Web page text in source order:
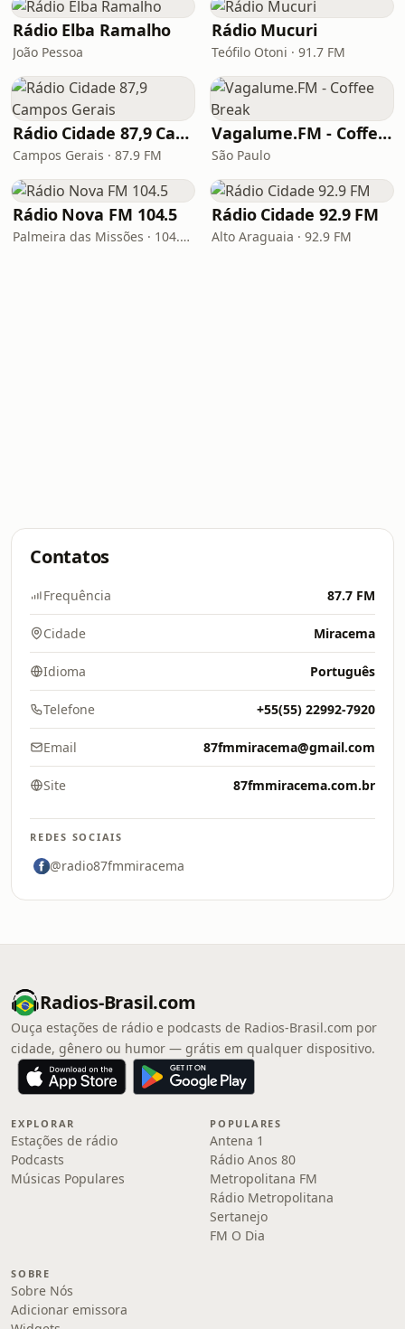
Rádio Elba Ramalho
João Pessoa
Rádio Mucuri
Teófilo Otoni · 91.7 FM
Rádio Cidade 87,9 Campos Gerais
Campos Gerais · 87.9 FM
Vagalume.FM - Coffee Break
São Paulo
Rádio Nova FM 104.5
Palmeira das Missões · 104.5 FM
Rádio Cidade 92.9 FM
Alto Araguaia · 92.9 FM
Contatos
Frequência 87.7 FM
Cidade Miracema
Idioma Português
Telefone +55(55) 22992-7920
Email 87fmmiracema@gmail.com
Site 87fmmiracema.com.br
REDES SOCIAIS
@radio87fmmiracema
Radios-Brasil.com
Ouça estações de rádio e podcasts de Radios-Brasil.com por
cidade, gênero ou humor — grátis em qualquer dispositivo.
EXPLORAR
Estações de rádio
Podcasts
Músicas Populares
POPULARES
Antena 1
Rádio Anos 80
Metropolitana FM
Rádio Metropolitana
Sertanejo
FM O Dia
SOBRE
Sobre Nós
Adicionar emissora